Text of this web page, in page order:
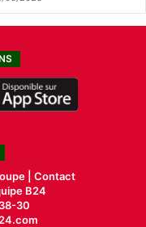
| Contact
B24
30